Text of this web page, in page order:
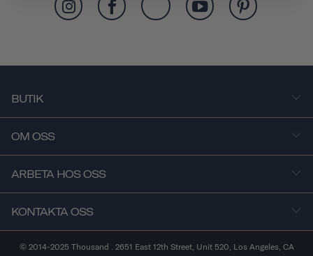
BUTIK
OM OSS
ARBETA HOS OSS
KONTAKTA OSS
© 2014-2025 Thousand . 2651 East 12th Street, Unit 520, Los Angeles, CA